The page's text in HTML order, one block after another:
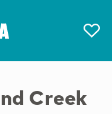
Creek